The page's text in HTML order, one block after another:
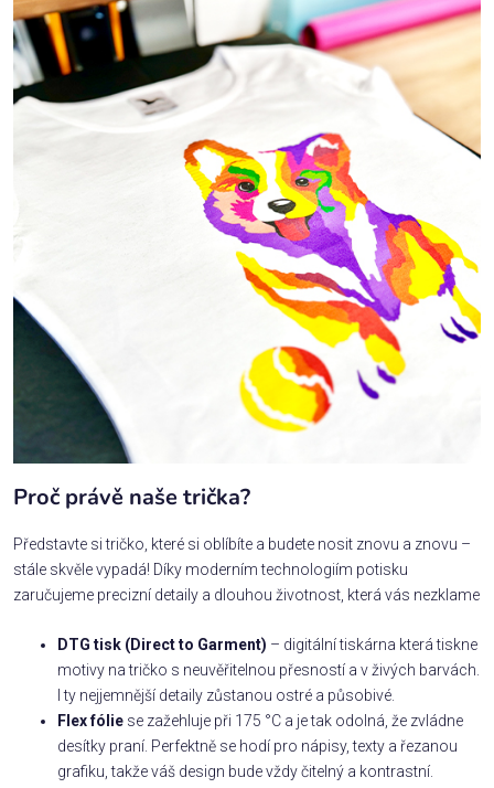
Proč právě naše trička?
Představte si tričko, které si oblíbíte a budete nosit znovu a znovu –
stále skvěle vypadá! Díky moderním technologiím potisku
zaručujeme precizní detaily a dlouhou životnost, která vás nezklame
DTG tisk (Direct to Garment) – digitální tiskárna která tiskne
motivy na tričko s neuvěřitelnou přesností a v živých barvách.
I ty nejjemnější detaily zůstanou ostré a působivé.
Flex fólie se zažehluje při 175 °C a je tak odolná, že zvládne
desítky praní. Perfektně se hodí pro nápisy, texty a řezanou
grafiku, takže váš design bude vždy čitelný a kontrastní.